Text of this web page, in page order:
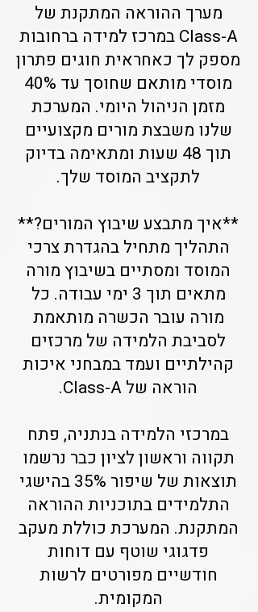
מערך ההוראה המתקנת של
Class-A במרכז למידה ברחובות
מספק לך כאחראית חוגים פתרון
מוסדי מותאם שחוסך עד 40%
מזמן הניהול היומי. המערכת
שלנו משבצת מורים מקצועיים
תוך 48 שעות ומתאימה בדיוק
לתקציב המוסד שלך.
**איך מתבצע שיבוץ המורים?**
התהליך מתחיל בהגדרת צרכי
המוסד ומסתיים בשיבוץ מורה
מתאים תוך 3 ימי עבודה. כל
מורה עובר הכשרה מותאמת
לסביבת הלמידה של מרכזים
קהילתיים ועמד במבחני איכות
הוראה של Class-A.
במרכזי הלמידה בנתניה, פתח
תקווה וראשון לציון כבר נרשמו
תוצאות של שיפור 35% בהישגי
התלמידים בתוכניות ההוראה
המתקנת. המערכת כוללת מעקב
פדגוגי שוטף עם דוחות
חודשיים מפורטים לרשות
המקומית.